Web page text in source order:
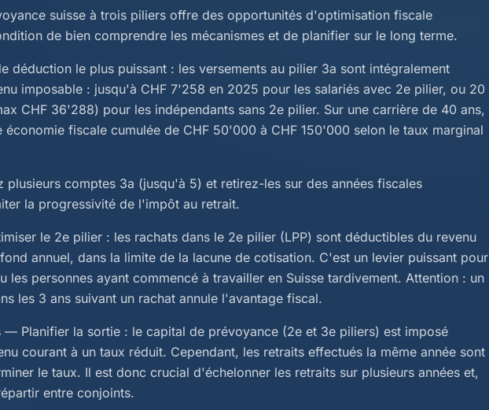
suisse à trois piliers offre des opportunités d'optimisation fiscale
de bien comprendre les mécanismes et de planifier sur le long terme.
déduction le plus puissant : les versements au pilier 3a sont intégralement
imposable : jusqu'à CHF 7'258 en 2025 pour les salariés avec 2e pilier, ou 20
CHF 36'288) pour les indépendants sans 2e pilier. Sur une carrière de 40 ans,
économie fiscale cumulée de CHF 50'000 à CHF 150'000 selon le taux marginal
plusieurs comptes 3a (jusqu'à 5) et retirez-les sur des années fiscales
la progressivité de l'impôt au retrait.
le 2e pilier : les rachats dans le 2e pilier (LPP) sont déductibles du revenu
annuel, dans la limite de la lacune de cotisation. C'est un levier puissant pour
les personnes ayant commencé à travailler en Suisse tardivement. Attention : un
les 3 ans suivant un rachat annule l'avantage fiscal.
— Planifier la sortie : le capital de prévoyance (2e et 3e piliers) est imposé
courant à un taux réduit. Cependant, les retraits effectués la même année sont
le taux. Il est donc crucial d'échelonner les retraits sur plusieurs années et,
entre conjoints.